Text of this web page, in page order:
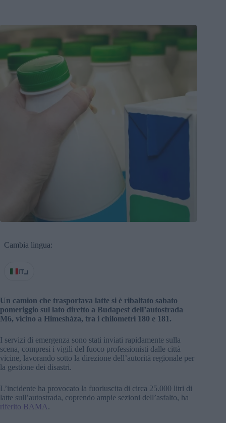
Cambia lingua:
IT
Un camion che trasportava latte si è ribaltato sabato
pomeriggio sul lato diretto a Budapest dell’autostrada
M6, vicino a Himesháza, tra i chilometri 180 e 181.
I servizi di emergenza sono stati inviati rapidamente sulla
scena, compresi i vigili del fuoco professionisti dalle città
vicine, lavorando sotto la direzione dell’autorità regionale per
la gestione dei disastri.
L’incidente ha provocato la fuoriuscita di circa 25.000 litri di
latte sull’autostrada, coprendo ampie sezioni dell’asfalto, ha
riferito BAMA.